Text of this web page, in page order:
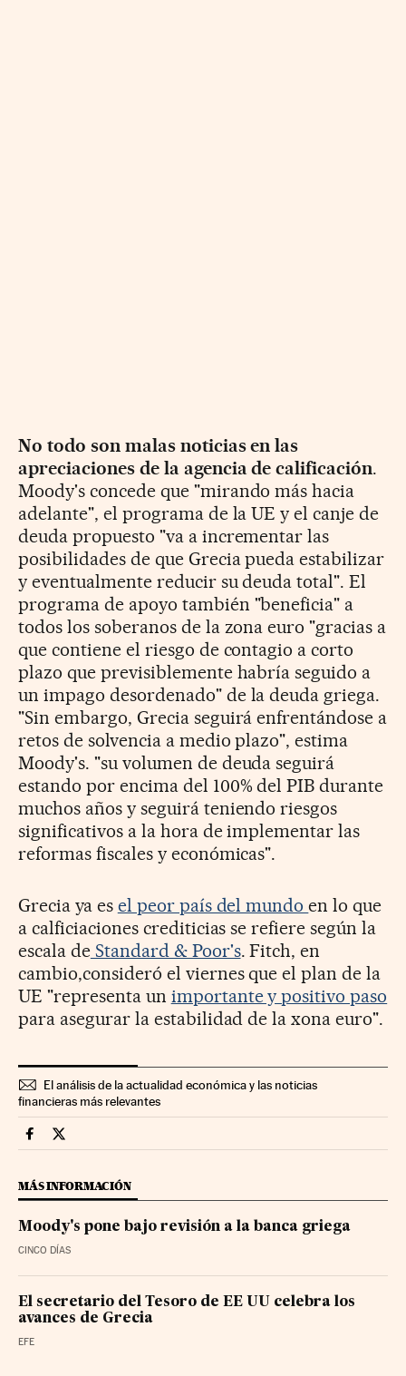
No todo son malas noticias en las
apreciaciones de la agencia de calificación.
Moody's concede que "mirando más hacia
adelante", el programa de la UE y el canje de
deuda propuesto "va a incrementar las
posibilidades de que Grecia pueda estabilizar
y eventualmente reducir su deuda total". El
programa de apoyo también "beneficia" a
todos los soberanos de la zona euro "gracias a
que contiene el riesgo de contagio a corto
plazo que previsiblemente habría seguido a
un impago desordenado" de la deuda griega.
"Sin embargo, Grecia seguirá enfrentándose a
retos de solvencia a medio plazo", estima
Moody's. "su volumen de deuda seguirá
estando por encima del 100% del PIB durante
muchos años y seguirá teniendo riesgos
significativos a la hora de implementar las
reformas fiscales y económicas".
Grecia ya es el peor país del mundoen lo que
a calficiaciones crediticias se refiere según la
escala deStandard & Poor's. Fitch, en
cambio,consideró el viernes que el plan de la
UE "representa un importante y positivo paso
para asegurar la estabilidad de la xona euro".
El análisis de la actualidad económica y las noticias
financieras más relevantes
Mercados Financieros Cinco Días en Facebook
Mercados Financieros Cinco Días en Twitter
MÁS INFORMACIÓN
Moody's pone bajo revisión a la banca griega
CINCO DÍAS
El secretario del Tesoro de EE UU celebra los
avances de Grecia
EFE